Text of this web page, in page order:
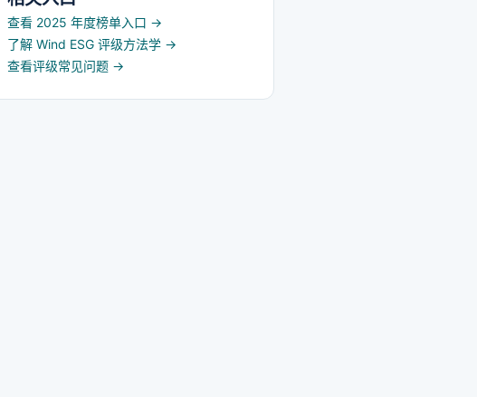
查看 2025 年度榜单入口 →
了解 Wind ESG 评级方法学 →
查看评级常见问题 →